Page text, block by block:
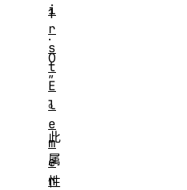
1
.
0
”
。
此
属
性
i
r
s
t
E
l
e
m
e
n